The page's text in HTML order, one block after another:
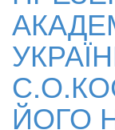
ЙОГО